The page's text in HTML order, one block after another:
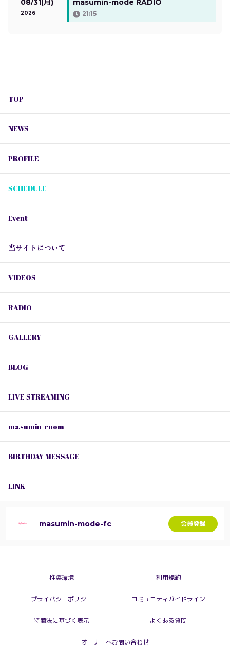
08/31(月)
2026
masumin-mode RADIO
21:15
TOP
NEWS
PROFILE
SCHEDULE
Event
当サイトについて
VIDEOS
RADIO
GALLERY
BLOG
LIVE STREAMING
masumin-room
BIRTHDAY MESSAGE
LINK
masumin-mode-fc 会員登録
推奨環境 利用規約
プライバシーポリシー コミュニティガイドライン
特商法に基づく表示 よくある質問
オーナーへお問い合わせ